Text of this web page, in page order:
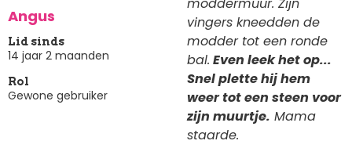
Angus
Lid sinds
14 jaar 2 maanden
Rol
Gewone gebruiker
moddermuur. Zijn
vingers kneedden de
modder tot een ronde
bal. Even leek het op...
Snel plette hij hem
weer tot een steen voor
zijn muurtje. Mama
staarde.